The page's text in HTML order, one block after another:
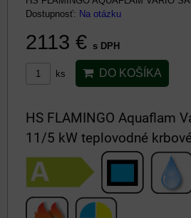
Dostupnosť: Na otázku
2113 € s DPH
ks DO KOŠÍKA
HS FLAMINGO Aquaflam
11/5 kW teplovodné